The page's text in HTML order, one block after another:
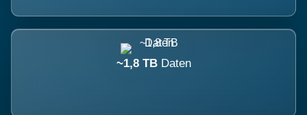
~1,8 TB Daten